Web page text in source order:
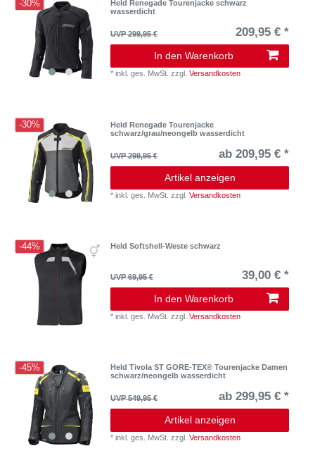
-30%
Held Renegade Tourenjacke schwarz
wasserdicht
UVP 299,95 € 209,95 € *
In den Warenkorb
*inkl. ges. MwSt. zzgl.Versandkosten
-30%
Held Renegade Tourenjacke
schwarz/grau/neongelb wasserdicht
UVP 299,95 € ab 209,95 € *
Artikel anzeigen
*inkl. ges. MwSt. zzgl.Versandkosten
-44% Held Softshell-Weste schwarz
UVP 69,95 € 39,00 € *
In den Warenkorb
*inkl. ges. MwSt. zzgl.Versandkosten
-45%
Held Tivola ST GORE-TEX® Tourenjacke Damen
schwarz/neongelb wasserdicht
UVP 549,95 € ab 299,95 € *
Artikel anzeigen
*inkl. ges. MwSt. zzgl.Versandkosten